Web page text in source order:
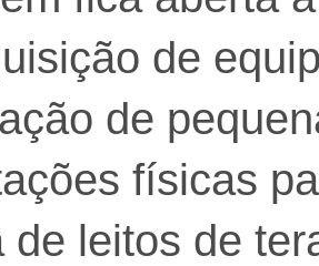
de
de
físicas
de leitos de